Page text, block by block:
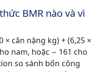
BMR nào và vì
× cân nặng kg) + (6,25 ×
nam, hoặc − 161 cho
so sánh bốn công